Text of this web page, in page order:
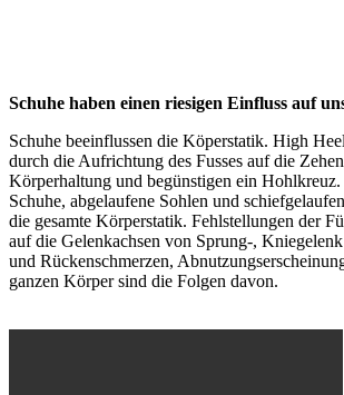
Schuhe haben einen riesigen Einfluss auf
Schuhe beeinflussen die Köperstatik. High
durch die Aufrichtung des Fusses auf die
Körperhaltung und begünstigen ein
Schuhe, abgelaufene Sohlen und
die gesamte Körperstatik. Fehlstellungen der
auf die Gelenkachsen von Sprung-,
und Rückenschmerzen,
ganzen Körper sind die Folgen davon.